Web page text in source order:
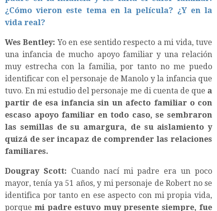
¿Cómo vieron este tema en la película? ¿Y en la
vida real?
Wes Bentley: Yo en ese sentido respecto a mi vida, tuve
una infancia de mucho apoyo familiar y una relación
muy estrecha con la familia, por tanto no me puedo
identificar con el personaje de Manolo y la infancia que
tuvo. En mi estudio del personaje me di cuenta de que a
partir de esa infancia sin un afecto familiar o con
escaso apoyo familiar en todo caso, se sembraron
las semillas de su amargura, de su aislamiento y
quizá de ser incapaz de comprender las relaciones
familiares.
Dougray Scott: Cuando nací mi padre era un poco
mayor, tenía ya 51 años, y mi personaje de Robert no se
identifica por tanto en ese aspecto con mi propia vida,
porquemi padre estuvo muy presente siempre, fue